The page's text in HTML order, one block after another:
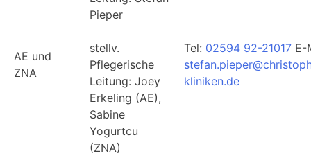
AE und
ZNA
Pieper
stellv.
Pflegerische
Leitung: Joey
Erkeling (AE),
Sabine
Yogurtcu
(ZNA)
Tel: 02594 92-21017 E-
kliniken.de